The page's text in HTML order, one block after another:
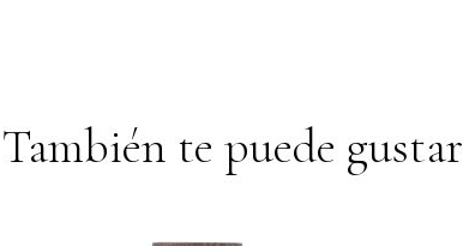
También te puede gustar